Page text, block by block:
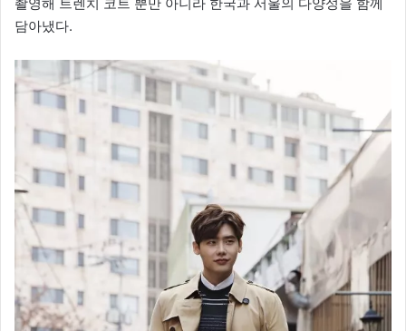
담아냈다.